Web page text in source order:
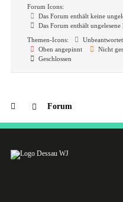
Forum Icons:
Das Forum enthält keine
Das Forum enthält ungelesene
Themen-Icons:
Unbeantwortet
Oben angepinnt
Nicht
Geschlossen
Forum